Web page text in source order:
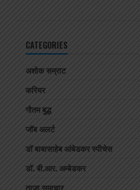
CATEGORIES
अशोक सम्राट
करियर
गौतम बुद्ध
जॉब अलर्ट
डॉ बाबासाहेब आंबेडकर स्पीचेस
डॉ. बी.आर. अम्बेडकर
ताजा समाचार